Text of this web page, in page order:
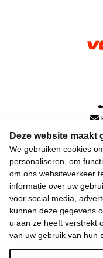
Deze website
We gebruiken cookies
personaliseren, om
om ons websiteverkeer
informatie over uw
voor social media,
kunnen deze gegevens
u aan ze heeft verstrekt
van uw gebruik van hun